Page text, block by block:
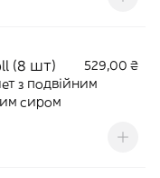
(8 шт)
529,00 ₴
з подвійним
сиром